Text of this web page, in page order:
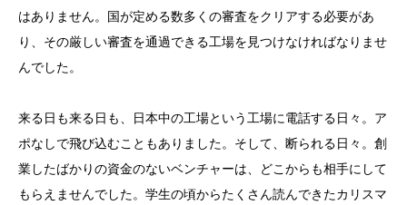
はありません。国が定める数多くの審査をクリアする必要があ
り、その厳しい審査を通過できる工場を見つけなければなりませ
んでした。
来る日も来る日も、日本中の工場という工場に電話する日々。ア
ポなしで飛び込むこともありました。そして、断られる日々。創
業したばかりの資金のないベンチャーは、どこからも相手にして
もらえませんでした。学生の頃からたくさん読んできたカリスマ